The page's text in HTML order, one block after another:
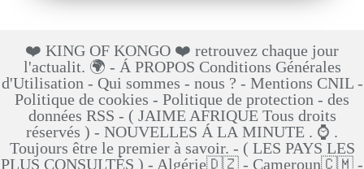
❤️ KING OF KONGO ❤️ retrouvez chaque jour
l'actualit. 🌍 - Á PROPOS Conditions Générales
d'Utilisation - Qui sommes - nous ? - Mentions CNIL -
Politique de cookies - Politique de protection - des
données RSS - ( JAIME AFRIQUE Tous droits
réservés ) - NOUVELLES Á LA MINUTE . ⌚ .
Toujours être le premier à savoir. - ( LES PAYS LES
PLUS CONSULTÉS ) - Algérie🇩🇿 - Cameroun🇨🇲 -